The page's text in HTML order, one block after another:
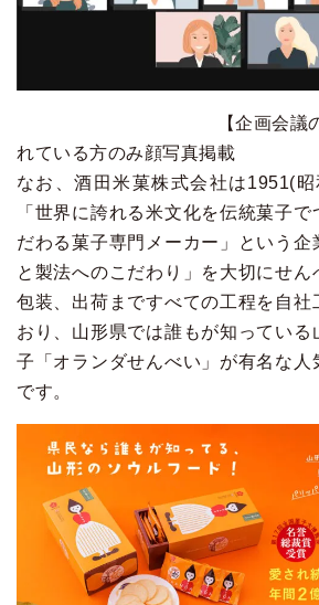
【企画会議の様子
れている方のみ顔写真掲載
なお、酒田米菓株式会社は1951(昭
「世界に誇れる米文化を伝統菓子で
だわる菓子専門メーカー」という企
と製法へのこだわり」を大切にせん
包装、出荷まですべての工程を自社
おり、山形県では誰もが知っている
子「オランダせんべい」が有名な人
です。